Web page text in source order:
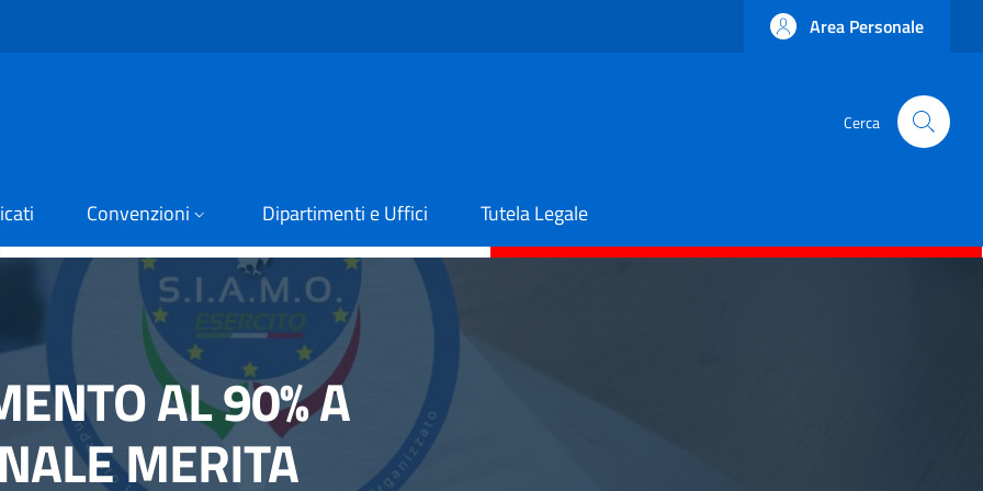
Area Personale
Cerca
Convenzioni Dipartimenti e Uffici Tutela Legale
AL 90% A
MERITA